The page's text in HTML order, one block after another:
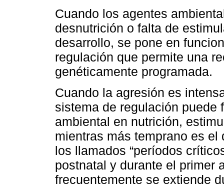
Cuando los agentes
desnutrición o falta de
desarrollo, se pone en
regulación que permite una
genéticamente programada.
Cuando la agresión es
sistema de regulación puede
ambiental en nutrición,
mientras más temprano es
los llamados “períodos
postnatal y durante el primer
frecuentemente se extiende